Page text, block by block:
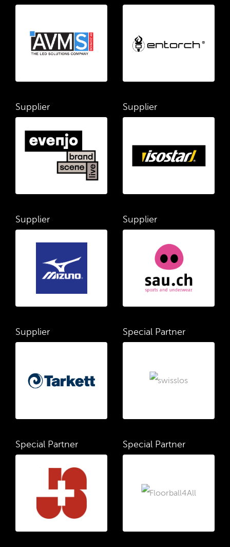
Supplier Supplier
Supplier Supplier
Supplier Special Partner
Special Partner Special Partner